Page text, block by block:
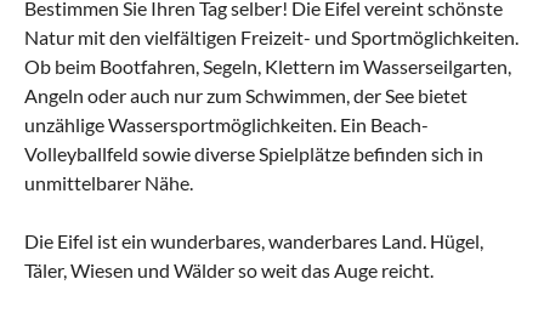
Bestimmen Sie Ihren Tag selber! Die Eifel vereint schönste
Natur mit den vielfältigen Freizeit- und Sportmöglichkeiten.
Ob beim Bootfahren, Segeln, Klettern im Wasserseilgarten,
Angeln oder auch nur zum Schwimmen, der See bietet
unzählige Wassersportmöglichkeiten. Ein Beach-
Volleyballfeld sowie diverse Spielplätze befinden sich in
unmittelbarer Nähe.
Die Eifel ist ein wunderbares, wanderbares Land. Hügel,
Täler, Wiesen und Wälder so weit das Auge reicht.